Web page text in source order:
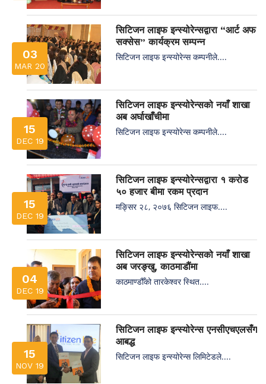
03
MAR 20
सिटिजन लाइफ इन्स्योरेन्सद्वारा “आर्ट अफ
सक्सेस” कार्यक्रम सम्पन्न
सिटिजन लाइफ इन्स्योरेन्स कम्पनीले....
15
DEC 19
सिटिजन लाइफ इन्स्योरेन्सको नयाँ शाखा
अब अर्घाखाँचीमा
सिटिजन लाइफ इन्स्योरेन्स कम्पनीले....
15
DEC 19
सिटिजन लाइफ इन्स्योरेन्सद्वारा १ करोड
५० हजार बीमा रकम प्रदान
मङ्सिर २८, २०७६ सिटिजन लाइफ....
04
DEC 19
सिटिजन लाइफ इन्स्योरेन्सको नयाँ शाखा
अब जरङ्खु, काठमाडौंमा
काठमाण्डौँको तारकेश्वर स्थित....
15
NOV 19
सिटिजन लाइफ इन्स्योरेन्स एनसीएचएलसँग
आबद्ध
सिटिजन लाइफ इन्स्योरेन्स लिमिटेडले....